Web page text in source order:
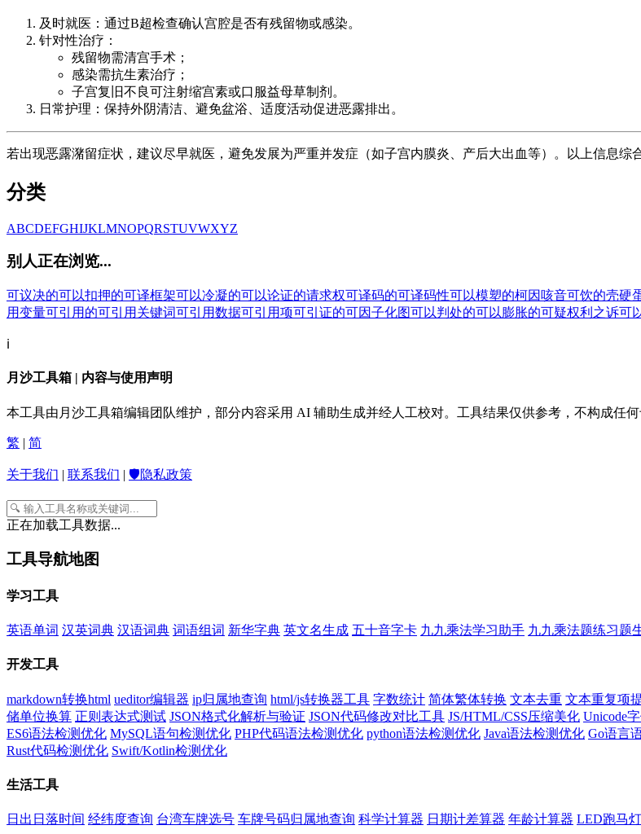
及时就医：通过B超检查确认宫腔是否有残留物或感染。
针对性治疗：
残留物需清宫手术；
感染需抗生素治疗；
子宫复旧不良可注射缩宫素或口服益母草制剂。
日常护理：保持外阴清洁、避免盆浴、适度活动促进恶露排出。
若出现恶露潴留症状，建议尽早就医，避免发展为严重并发症（如子宫内膜炎、产后大出血等）。以上信息综
分类
ABCDEFGHIJKLMNOPQRSTUVWXYZ
别人正在浏览...
可议决的可以扣押的可译框架可以冷凝的可以论证的请求权可译码的可译码性可以模塑的柯因 咳音可饮的壳硬
用变量可引用的可引用关键词可引用数据可引用项可引证的可因子化图可以判处的可以膨胀的可疑权利之诉可
ℹ️
月沙工具箱 | 内容与使用声明
本工具由月沙工具箱编辑团队维护，部分内容采用 AI 辅助生成并经人工校对。工具结果仅供参考，不构成任何
繁 | 简
关于我们 | 联系我们 | 🛡️隐私政策
正在加载工具数据...
工具导航地图
学习工具
英语单词 汉英词典 汉语词典 词语组词 新华字典 英文名生成 五十音字卡 九九乘法学习助手 九九乘法题练习题
开发工具
markdown转换html ueditor编辑器 ip归属地查询 html/js转换器工具 字数统计 简体繁体转换 文本去重 文本重复项
储单位换算 正则表达式测试 JSON格式化解析与验证 JSON代码修改对比工具 JS/HTML/CSS压缩美化 Unicode
ES6语法检测优化 MySQL语句检测优化 PHP代码语法检测优化 python语法检测优化 Java语法检测优化 Go语言
Rust代码检测优化 Swift/Kotlin检测优化
生活工具
日出日落时间 经纬度查询 台湾车牌选号 车牌号码归属地查询 科学计算器 日期计差算器 年龄计算器 LED跑马灯